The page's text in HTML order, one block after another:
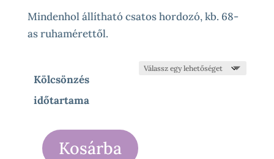
900 Ft
500 Ft
Mindenhol állítható csatos hordozó, kb. 68-
as ruhamérettől.
Kölcsönzés
időtartama
Kosárba